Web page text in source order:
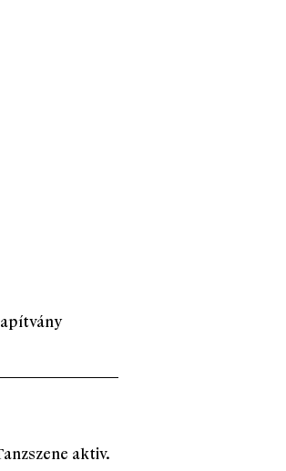
aktiv.